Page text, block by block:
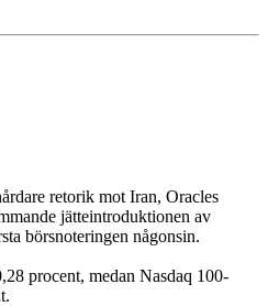
retorik mot Iran, Oracles
jätteintroduktionen av
börsnoteringen någonsin.
procent, medan Nasdaq 100-